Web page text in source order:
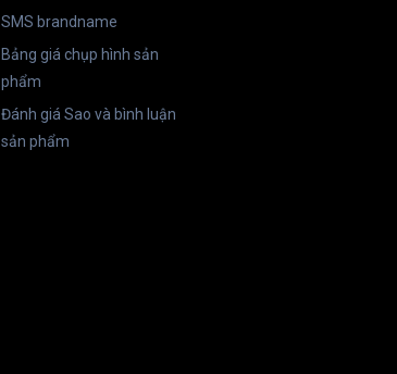
SMS brandname
Bảng giá chụp hình sản
phẩm
Đánh giá Sao và bình luận
sản phẩm